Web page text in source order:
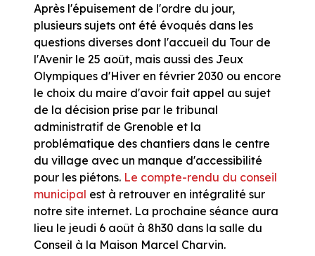
Après l'épuisement de l'ordre du jour,
plusieurs sujets ont été évoqués dans les
questions diverses dont l'accueil du Tour de
l'Avenir le 25 août, mais aussi des Jeux
Olympiques d'Hiver en février 2030 ou encore
le choix du maire d'avoir fait appel au sujet
de la décision prise par le tribunal
administratif de Grenoble et la
problématique des chantiers dans le centre
du village avec un manque d'accessibilité
pour les piétons. Le compte-rendu du conseil
municipal est à retrouver en intégralité sur
notre site internet. La prochaine séance aura
lieu le jeudi 6 août à 8h30 dans la salle du
Conseil à la Maison Marcel Charvin.